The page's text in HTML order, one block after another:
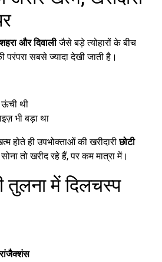
और दिवालीजैसे बड़े त्योहारों के बीच
सबसे ज्यादा देखी जाती है।
थी
भी बड़ा था
होते ही उपभोक्ताओं की खरीदारीछोटी
तो खरीद रहे हैं, पर कम मात्रा में।
तुलना में दिलचस्प